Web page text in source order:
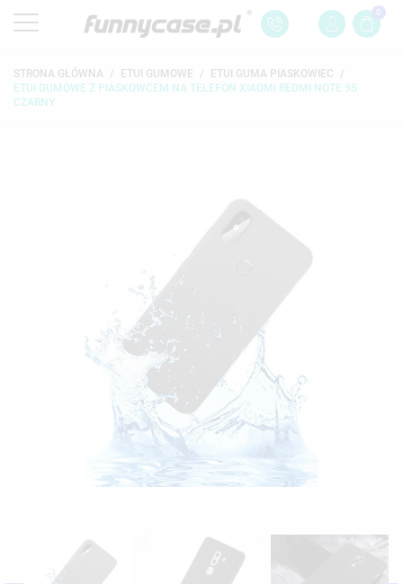
0
STRONA GŁÓWNA ETUI GUMOWE
ETUI GUMA PIASKOWIEC
ETUI GUMOWE Z PIASKOWCEM NA TELEFON XIAOMI REDMI NOTE 9S
CZARNY